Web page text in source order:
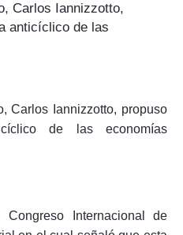
Carlos Iannizzotto,
anticíclico de las
Carlos Iannizzotto, propuso
de las economías
Internacional de